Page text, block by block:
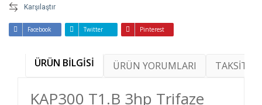
Karşılaştır
Facebook Twitter Pinterest
ÜRÜN BİLGİSİ ÜRÜN YORUMLARI TAKSİT
KAP300 T1.B 3hp Trifaze